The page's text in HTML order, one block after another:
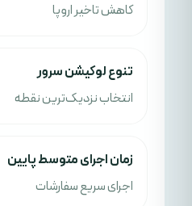
کاهش تاخیر اروپا
تنوع لوکیشن سرور
انتخاب نزدیک‌ترین نقطه
زمان اجرای متوسط پایین
اجرای سریع سفارشات